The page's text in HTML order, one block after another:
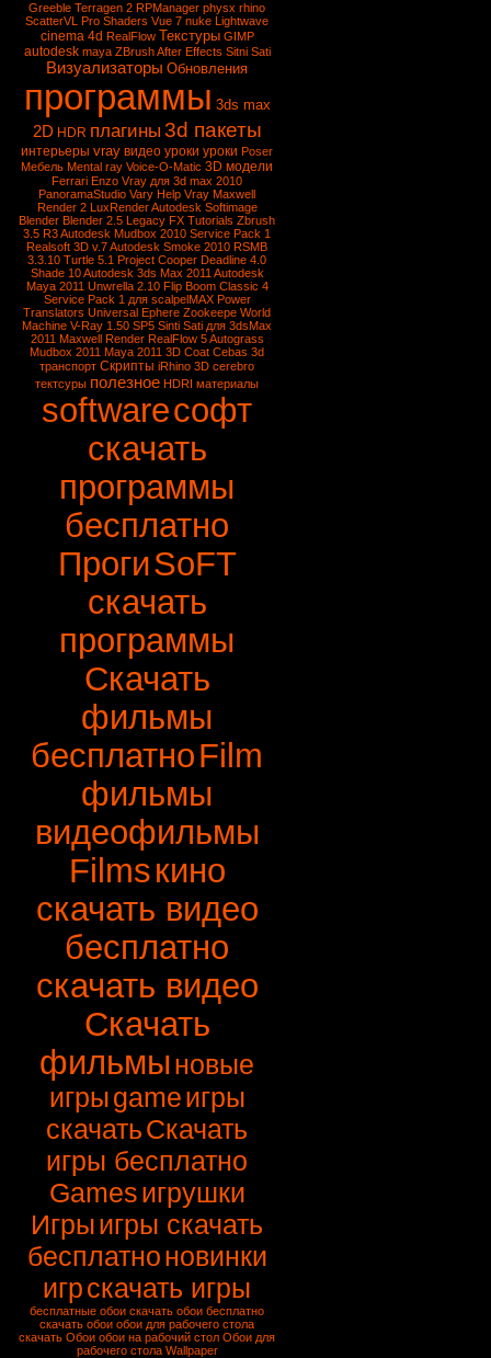
Greeble Terragen 2 RPManager physx rhino
ScatterVL Pro Shaders Vue 7 nuke Lightwave
cinema 4d RealFlow Текстуры GIMP
autodesk maya ZBrushAfter Effects Sitni Sati
Визуализаторы Обновления
программы 3ds max
2D HDR плагины 3d пакеты
интерьеры vray видео уроки уроки Poser
Мебель Mental ray Voice-O-Matic 3D модели
Ferrari Enzo Vray для 3d max 2010
PanoramaStudio Vary Help Vray Maxwell
Render 2 LuxRenderAutodesk Softimage
Blender Blender 2.5 Legacy FX Tutorials Zbrush
3.5 R3 Autodesk Mudbox 2010 Service Pack 1
Realsoft 3D v.7 Autodesk Smoke 2010 RSMB
3.3.10 Turtle 5.1 Project Cooper Deadline 4.0
Shade 10Autodesk 3ds Max 2011 Autodesk
Maya 2011 Unwrella 2.10 Flip Boom Classic 4
Service Pack 1 для scalpelMAX Power
Translators Universal Ephere Zookeepe World
Machine V-Ray 1.50 SP5 Sinti Sati для 3dsMax
2011 Maxwell Render RealFlow 5Autograss
Mudbox 2011 Maya 2011 3D Coat Cebas 3d
транспорт Скрипты iRhino 3D cerebro
тектсуры полезное HDRI материалы
softwareсофт
скачать
программы
бесплатно
ПрогиSoFT
скачать
программы
Скачать
фильмы
бесплатноFilm
фильмы
видеофильмы
Filmsкино
скачать видео
бесплатно
скачать видео
Скачать
фильмыновые
игрыgameигры
скачатьСкачать
игры бесплатно
Gamesигрушки
Игрыигры скачать
бесплатноновинки
игрскачать игры
бесплатные обои скачать обои бесплатно
скачать обои обои для рабочего стола
скачать Обои обои на рабочий стол Обои для
рабочего стола Wallpaper